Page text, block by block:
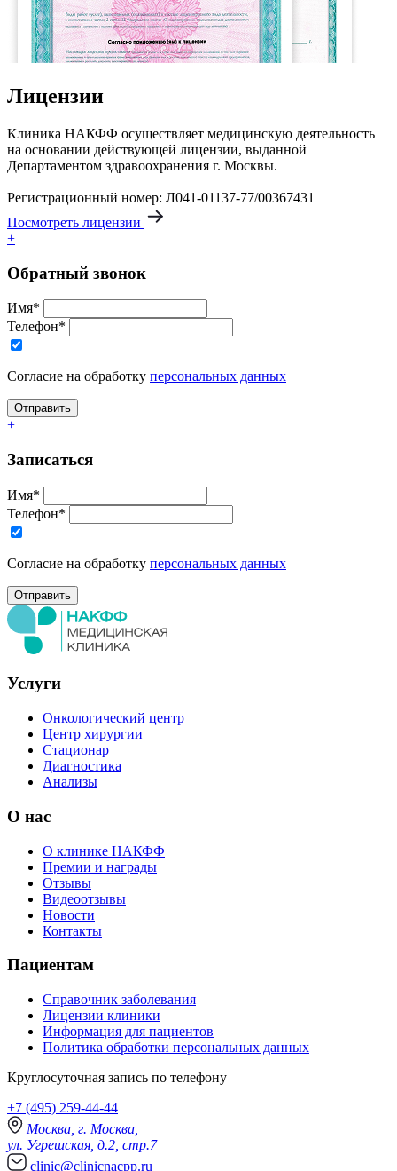
Лицензии
Клиника НАКФФ осуществляет медицинскую деятельность
на основании действующей лицензии, выданной
Департаментом здравоохранения г. Москвы.
Регистрационный номер: Л041-01137-77/00367431
Посмотреть лицензии
+
Обратный звонок
Имя*
Телефон*
Согласие на обработку персональных данных
+
Записаться
Имя*
Телефон*
Согласие на обработку персональных данных
Услуги
Онкологический центр
Центр хирургии
Стационар
Диагностика
Анализы
О нас
О клинике НАКФФ
Премии и награды
Отзывы
Видеоотзывы
Новости
Контакты
Пациентам
Справочник заболевания
Лицензии клиники
Информация для пациентов
Политика обработки персональных данных
Круглосуточная запись по телефону
+7 (495) 259-44-44
Москва, г. Москва,
ул. Угрешская, д.2, стр.7
clinic@clinicnacpp.ru